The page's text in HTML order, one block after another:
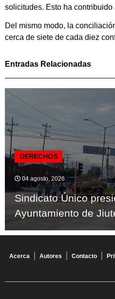
solicitudes. Esto ha
Del mismo modo, la
cerca de siete de cada diez
Entradas Relacionadas
DERECHOS
04 agosto, 2026
Sindicato Único
Ayuntamiento de
Acerca Autores Contacto